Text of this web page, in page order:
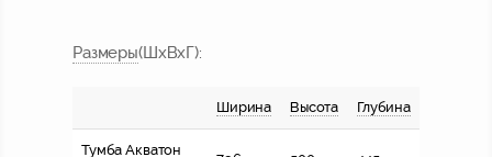
Размеры(ШхВхГ):
Ширина Высота Глубина
Тумба Акватон